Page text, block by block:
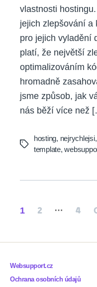
vlastnosti
jejich zlepšování a
pro jejich vyladění
platí, že největší
optimalizováním
hromadně
jsme způsob, jak
nás běží více než
Tags
hosting, nejrychlejsi,
template,
Posts
1 2 … 4
Websupport.cz
Ochrana osobních údajů